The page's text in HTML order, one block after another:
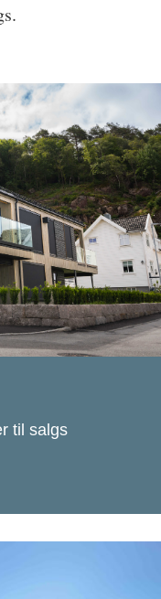
til salgs